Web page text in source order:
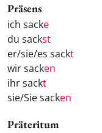
Präsens
ich sacke
du sackst
er/sie/es sackt
wir sacken
ihr sackt
sie/Sie sacken
Präteritum